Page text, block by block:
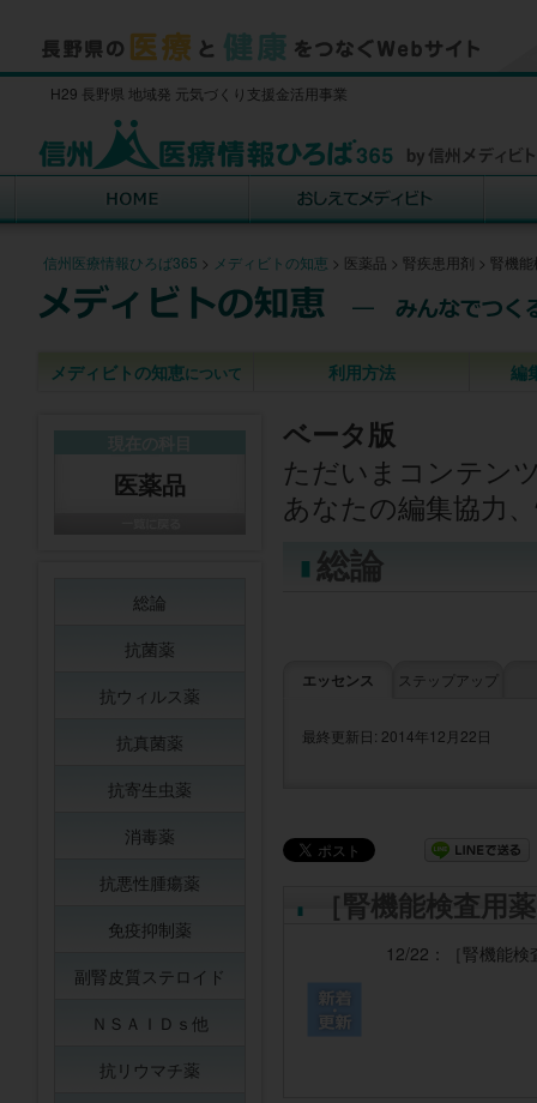
H29 長野県 地域発 元気づくり支援金活用事業
信州医療情報ひろば365 > メディビトの知恵 > 医薬品 > 腎疾患用剤 > 腎機
メディビトの知恵について 利用方法 編
ベータ版
ただいまコンテン
あなたの編集協力
総論
エッセンス ステップアップ
最終更新日: 2014年12月22日
［腎機能検査用
12/22： ［腎機能
医薬品
総論
抗菌薬
抗ウィルス薬
抗真菌薬
抗寄生虫薬
消毒薬
抗悪性腫瘍薬
免疫抑制薬
副腎皮質ステロイド
ＮＳＡＩＤｓ他
抗リウマチ薬